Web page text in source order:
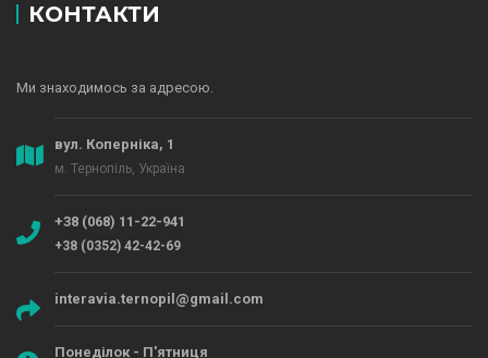
КОНТАКТИ
Ми знаходимось за адресою.
вул. Коперніка, 1
м. Тернопіль, Україна
+38 (068) 11-22-941
+38 (0352) 42-42-69
interavia.ternopil@gmail.com
Понеділок - П'ятниця